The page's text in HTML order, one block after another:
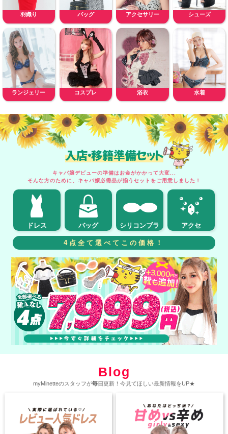
羽織り バッグ アクセサリー シューズ
ランジェリー コスプレ 浴衣 水着
入店・移籍準備セット
キャバ嬢デビューの準備はお金がかかって大変...
そんな方のために、キャバ嬢必需品が揃うセットをご用意しました！
ドレス バッグ シリコンブラ アクセ
4点全て選べてこの価格！
Blog
myMinetteのスタッフが毎日更新！今見てほしい最新情報をUP★